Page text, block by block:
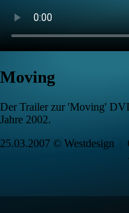
Moving
Der Trailer zur 'Moving'
Jahre 2002.
25.03.2007 © Westdesign